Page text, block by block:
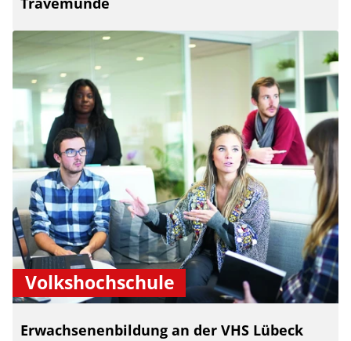
Volkshochschule
Erwachsenenbildung an der VHS Lübeck